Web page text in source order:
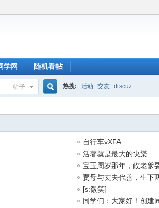
学网 随机看帖
帖子 热搜: 活动 交友 discuz
自行车vXFA
活著就是最大的快樂
宝玉周岁那年，政老爹
贾母与丈夫代善，生下
[s:微笑]
同学们：大家好！创建